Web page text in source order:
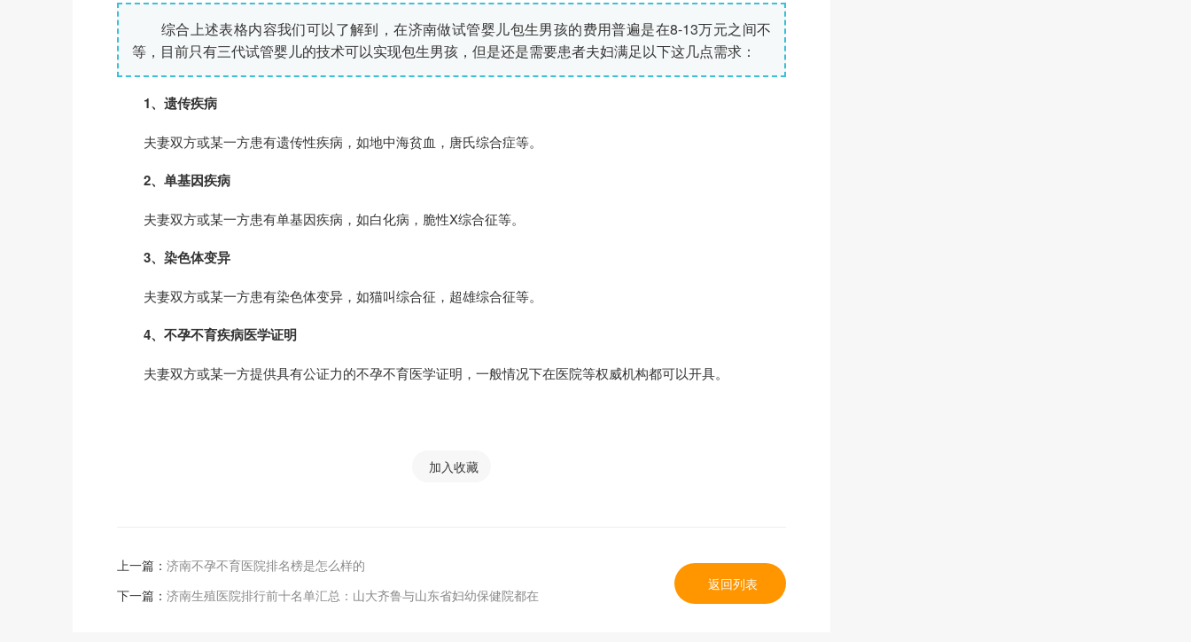
综合上述表格内容我们可以了解到，在济南做试管婴儿包生男孩的费用普遍是在8-13万元之间不
等，目前只有三代试管婴儿的技术可以实现包生男孩，但是还是需要患者夫妇满足以下这几点需求：
1、遗传疾病
夫妻双方或某一方患有遗传性疾病，如地中海贫血，唐氏综合症等。
2、单基因疾病
夫妻双方或某一方患有单基因疾病，如白化病，脆性X综合征等。
3、染色体变异
夫妻双方或某一方患有染色体变异，如猫叫综合征，超雄综合征等。
4、不孕不育疾病医学证明
夫妻双方或某一方提供具有公证力的不孕不育医学证明，一般情况下在医院等权威机构都可以开具。
加入收藏
上一篇： 济南不孕不育医院排名榜是怎么样的
下一篇： 济南生殖医院排行前十名单汇总：山大齐鲁与山东省妇幼保健院都在
返回列表